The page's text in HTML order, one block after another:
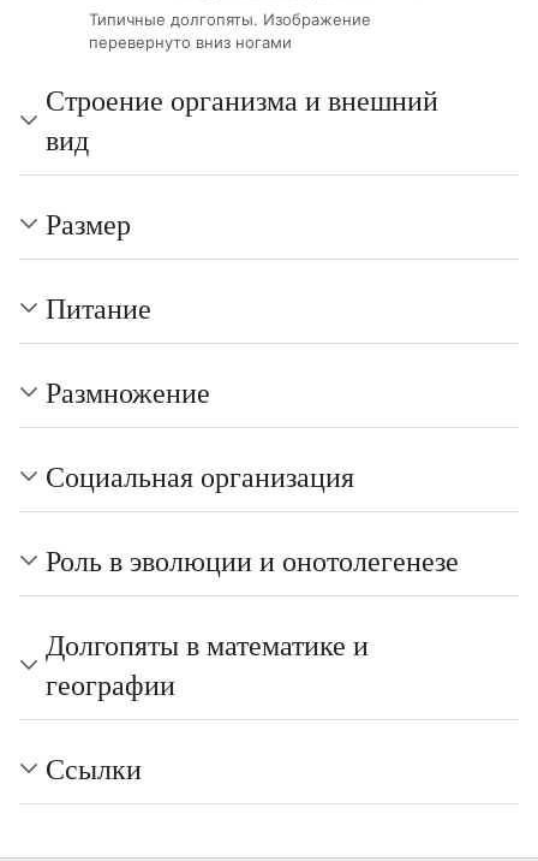
Типичные долгопяты. Изображение
перевернуто вниз ногами
Строение организма и внешний
вид
Размер
Питание
Размножение
Социальная организация
Роль в эволюции и онотолегенезе
Долгопяты в математике и
географии
Ссылки